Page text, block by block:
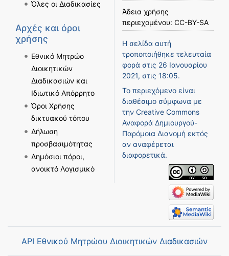
Όλες οι Διαδικασίες
Αρχές και όροι
χρήσης
Εθνικό Μητρώο
Διοικητικών
Διαδικασιών και
Ιδιωτικό Απόρρητο
Όροι Χρήσης
δικτυακού τόπου
Δήλωση
προσβασιμότητας
Δημόσιοι πόροι,
ανοικτό Λογισμικό
Άδεια χρήσης
περιεχομένου: CC-BY-SA
Η σελίδα αυτή
τροποποιήθηκε τελευταία
φορά στις 26 Ιανουαρίου
2021, στις 18:05.
Το περιεχόμενο είναι
διαθέσιμο σύμφωνα με
την Creative Commons
Αναφορά Δημιουργού-
Παρόμοια Διανομή εκτός
αν αναφέρεται
διαφορετικά.
API Εθνικού Μητρώου Διοικητικών Διαδικασιών